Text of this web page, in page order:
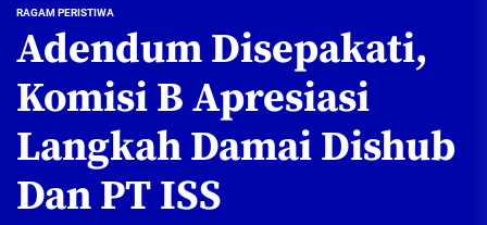
RAGAM PERISTIWA
Adendum Disepakati,
Komisi B Apresiasi
Langkah Damai Dishub
Dan PT ISS